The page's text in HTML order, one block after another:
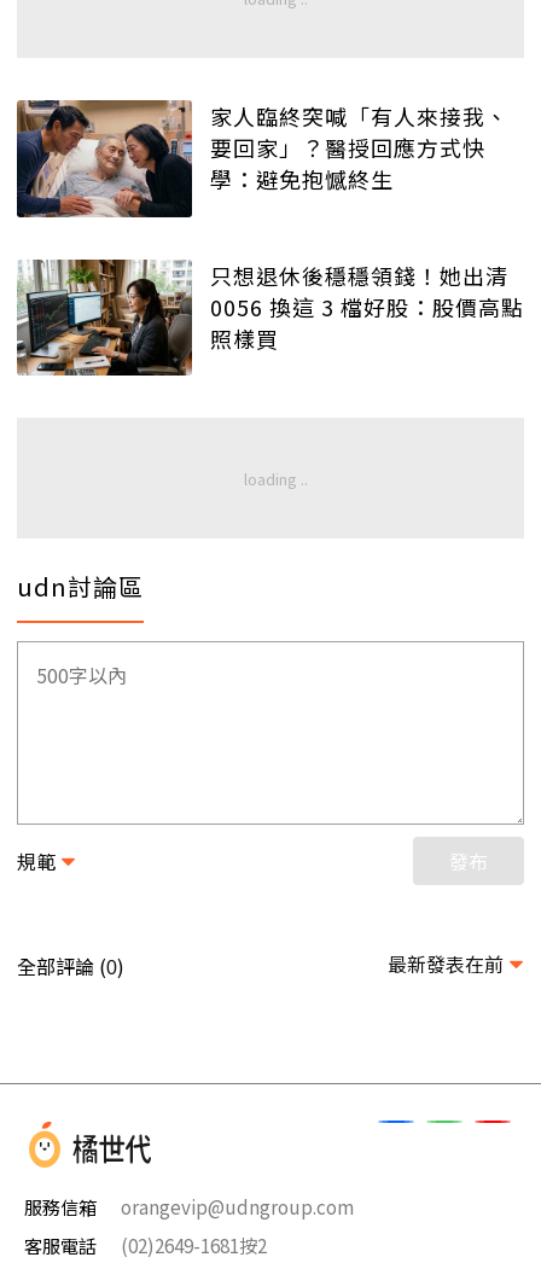
家人臨終突喊「有人來接我、
要回家」？醫授回應方式快
學：避免抱憾終生
只想退休後穩穩領錢！她出清
0056 換這 3 檔好股：股價高點
照樣買
udn討論區
規範 發布
全部評論 (0) 最新發表在前
服務信箱
orangevip@udngroup.com
客服電話
(02)2649-1681按2